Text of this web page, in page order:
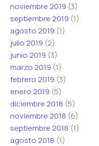
noviembre 2019 (3)
septiembre 2019 (1)
agosto 2019 (1)
julio 2019 (2)
junio 2019 (3)
marzo 2019 (1)
febrero 2019 (3)
enero 2019 (5)
diciembre 2018 (5)
noviembre 2018 (6)
septiembre 2018 (1)
agosto 2018 (1)